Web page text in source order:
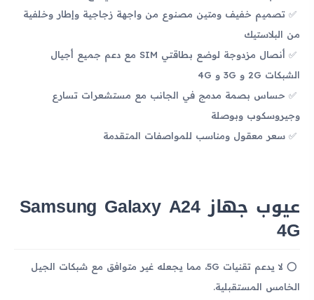
تصميم خفيف ومتين مصنوع من واجهة زجاجية وإطار وخلفية
من البلاستيك
أنصال مزدوجة لوضع بطاقتي SIM مع دعم جميع أجيال
الشبكات 2G و 3G و 4G
حساس بصمة مدمج في الجانب مع مستشعرات تسارع
وجيروسكوب وبوصلة
سعر معقول ومناسب للمواصفات المتقدمة
عيوب جهاز Samsung Galaxy A24
4G
لا يدعم تقنيات 5G، مما يجعله غير متوافق مع شبكات الجيل
الخامس المستقبلية.